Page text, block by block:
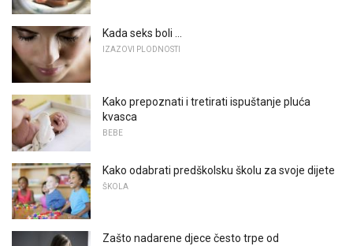
Kada seks boli ...
IZAZOVI PLODNOSTI
Kako prepoznati i tretirati ispuštanje pluća
kvasca
BEBE
Kako odabrati predškolsku školu za svoje dijete
ŠKOLA
Zašto nadarene djece često trpe od